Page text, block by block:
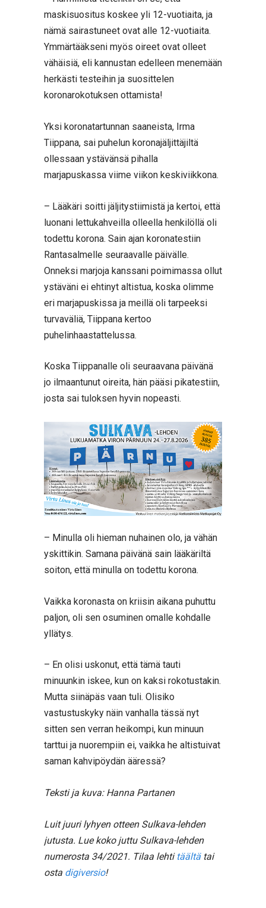
maskisuositus koskee yli 12-vuotiaita, ja
nämä sairastuneet ovat alle 12-vuotiaita.
Ymmärtääkseni myös oireet ovat olleet
vähäisiä, eli kannustan edelleen menemään
herkästi testeihin ja suosittelen
koronarokotuksen ottamista!
Yksi koronatartunnan saaneista, Irma
Tiippana, sai puhelun koronajäljittäjiltä
ollessaan ystävänsä pihalla
marjapuskassa viime viikon keskiviikkona.
– Lääkäri soitti jäljitystiimistä ja kertoi, että
luonani lettukahveilla olleella henkilöllä oli
todettu korona. Sain ajan koronatestiin
Rantasalmelle seuraavalle päivälle.
Onneksi marjoja kanssani poimimassa ollut
ystäväni ei ehtinyt altistua, koska olimme
eri marjapuskissa ja meillä oli tarpeeksi
turvaväliä, Tiippana kertoo
puhelinhaastattelussa.
Koska Tiippanalle oli seuraavana päivänä
jo ilmaantunut oireita, hän pääsi pikatestiin,
josta sai tuloksen hyvin nopeasti.
– Minulla oli hieman nuhainen olo, ja vähän
yskittikin. Samana päivänä sain lääkäriltä
soiton, että minulla on todettu korona.
Vaikka koronasta on kriisin aikana puhuttu
paljon, oli sen osuminen omalle kohdalle
yllätys.
– En olisi uskonut, että tämä tauti
minuunkin iskee, kun on kaksi rokotustakin.
Mutta siinäpäs vaan tuli. Olisiko
vastustuskyky näin vanhalla tässä nyt
sitten sen verran heikompi, kun minuun
tarttui ja nuorempiin ei, vaikka he altistuivat
saman kahvipöydän ääressä?
Teksti ja kuva: Hanna Partanen
Luit juuri lyhyen otteen Sulkava-lehden
jutusta. Lue koko juttu Sulkava-lehden
numerosta 34/2021. Tilaa lehti täältätai
osta digiversio!